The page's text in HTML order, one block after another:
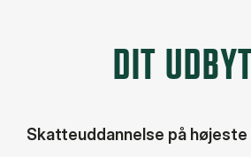
DIT
Skatteuddannelse på højeste